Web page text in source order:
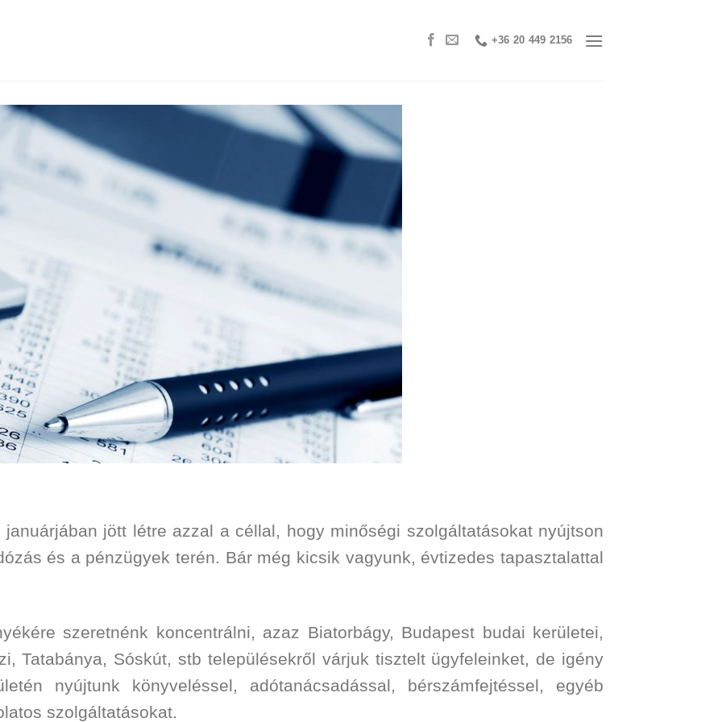
+36 20 449 2156
jött létre azzal a céllal, hogy minőségi szolgáltatásokat nyújtson
és a pénzügyek terén. Bár még kicsik vagyunk, évtizedes tapasztalattal
szeretnénk koncentrálni, azaz Biatorbágy, Budapest budai kerületei,
Tatabánya, Sóskút, stb településekről várjuk tisztelt ügyfeleinket, de igény
nyújtunk könyveléssel, adótanácsadással, bérszámfejtéssel, egyéb
szolgáltatásokat.